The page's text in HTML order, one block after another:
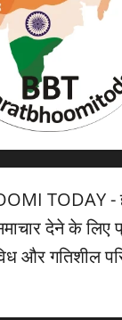
TODAY -
देने के लिए
और गतिशील